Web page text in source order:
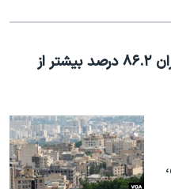
قیمت هر متر مربع خانه در تهران ۸۶.۲ درصد بیشتر از